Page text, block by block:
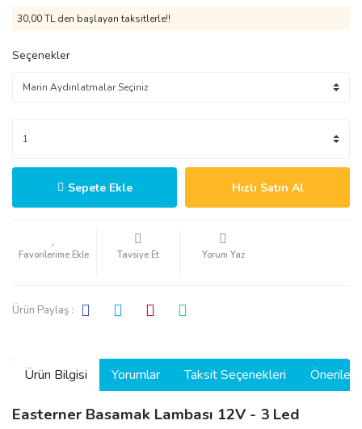
30,00 TL den başlayan taksitlerle!!
Seçenekler
Sepete Ekle Hızlı Satın Al
Tavsiye Et Yorum Yaz
Ürün Paylaş :
Ürün Bilgisi Yorumlar Taksit Seçenekleri
Easterner Basamak Lambası 12V - 3 Led